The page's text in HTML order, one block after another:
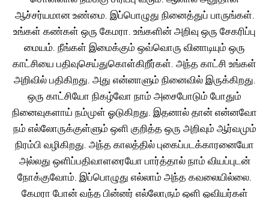
ஆச்சர்யமான உண்மை. இப்பொழுது நினைத்துப் பாருங்கள்.
உங்கள் கண்கள் ஒரு கேமரா. உங்களின் அறிவு ஒரு சேகரிப்பு
மையம். நீங்கள் இமைக்கும் ஒவ்வொரு வினாடியும் ஒரு
காட்சியை பதிவுசெய்துகொள்கிறீர்கள். அந்த காட்சி உங்கள்
அறிவில் பதிகிறது. அது என்னாளும் நினைவில் இருக்கிறது.
ஒரு காட்சியோ நிகழ்வோ நாம் அசைபோடும் போதும்
நினைவுகளாய் நம்முள் ஓடுகிறது. இதனால் தான் என்னவோ
நம் எல்லோருக்குள்ளும் ஒளி குறித்த ஒரு அறிவும் ஆர்வமும்
நிரம்பி வழிகிறது. அந்த காலத்தில் புகைப்படக்காரனையோ
அல்லது ஒளிப்பதிவாளரையோ பார்த்தால் நாம் வியப்புடன்
நோக்குவோம். இப்பொழுது எல்லாம் அந்த கவலையில்லை.
கேமரா போன் வந்த பின்னர் எல்லோரும் ஒளி ஓவியர்கள்